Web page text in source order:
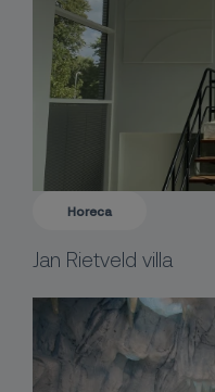
Horeca
Jan Rietveld villa